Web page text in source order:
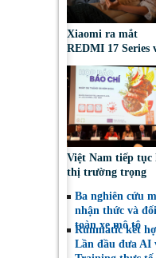
Xiaomi ra mắt
REDMI 17 Series
kế trẻ trung, giá
5,5 triệu đồng
Việt Nam tiếp tục
thị trường trọng
sản, thực phẩm
Lan
Ba nghiên cứu
nhận thức và
toàn xe mô tô
Runmatic kết
Lần đầu đưa AI